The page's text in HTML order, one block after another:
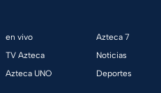
en vivo
TV Azteca
Azteca UNO
Azteca 7
Noticias
Deportes